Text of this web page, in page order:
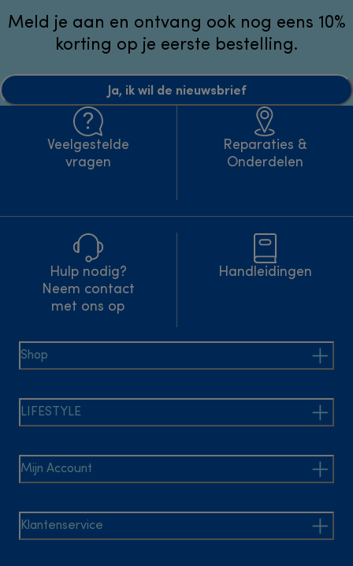
Meld je aan en ontvang ook nog eens 10%
korting op je eerste bestelling.
Ja, ik wil de nieuwsbrief
Veelgestelde
vragen
Reparaties &
Onderdelen
Hulp nodig?
Neem contact
met ons op
Handleidingen
Shop
LIFESTYLE
Mijn Account
Klantenservice